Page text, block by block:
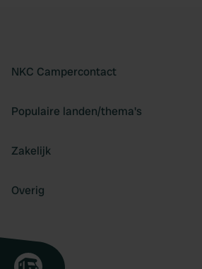
NKC Campercontact
Populaire landen/thema's
Zakelijk
Overig